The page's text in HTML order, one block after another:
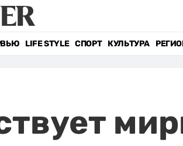
LIFE STYLE СПОРТ КУЛЬТУРА